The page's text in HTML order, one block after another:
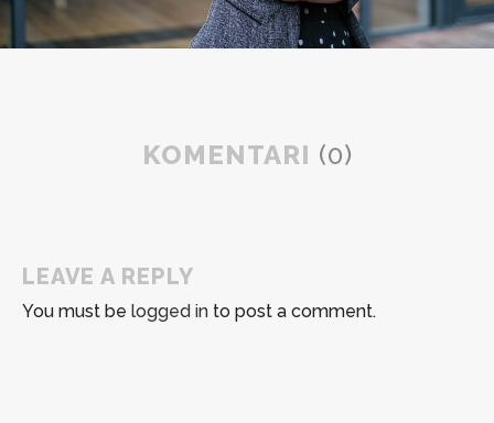
KOMENTARI (0)
LEAVE A REPLY
You must be logged in to post a comment.